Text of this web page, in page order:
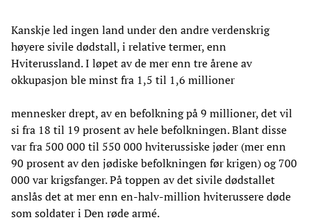
Kanskje led ingen land under den andre verdenskrig
høyere sivile dødstall, i relative termer, enn
Hviterussland. I løpet av de mer enn tre årene av
okkupasjon ble minst fra 1,5 til 1,6 millioner
mennesker drept, av en befolkning på 9 millioner, det vil
si fra 18 til 19 prosent av hele befolkningen. Blant disse
var fra 500 000 til 550 000 hviterussiske jøder (mer enn
90 prosent av den jødiske befolkningen før krigen) og 700
000 var krigsfanger. På toppen av det sivile dødstallet
anslås det at mer enn en-halv-million hviterussere døde
som soldater i Den røde armé.